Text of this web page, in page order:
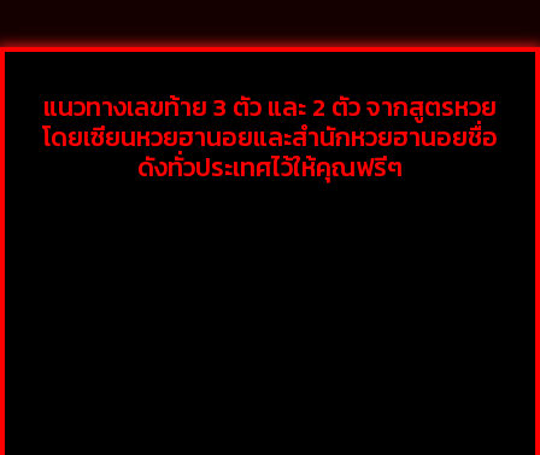
แนวทางเลขท้าย 3 ตัว และ 2 ตัว จากสูตรหวย
โดยเซียนหวยฮานอยและสำนักหวยฮานอยชื่อ
ดังทั่วประเทศไว้ให้คุณฟรีๆ